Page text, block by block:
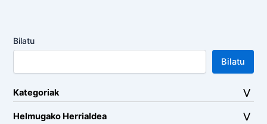
Bilatu
Bilatu
Kategoriak
Helmugako Herrialdea